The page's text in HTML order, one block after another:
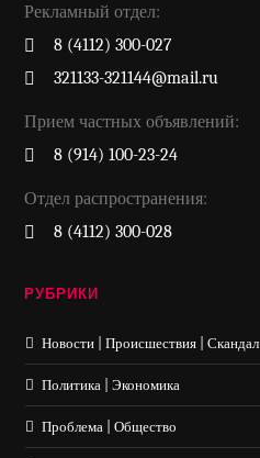
Рекламный отдел:
8 (4112) 300-027
321133-321144@mail.ru
Прием частных объявлений:
8 (914) 100-23-24
Отдел распространения:
8 (4112) 300-028
РУБРИКИ
Новости | Происшествия | Скандал
Политика | Экономика
Проблема | Общество